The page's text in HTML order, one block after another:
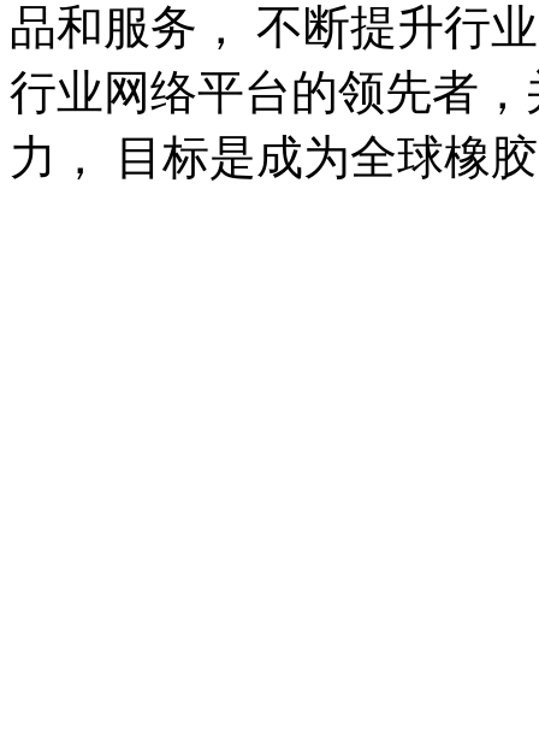
品和服务， 不断提升行
行业网络平台的领先者
力， 目标是成为全球橡